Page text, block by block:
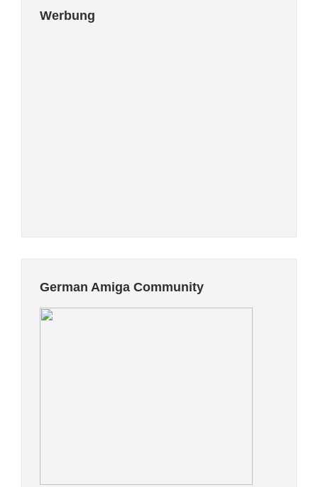
Werbung
German Amiga Community